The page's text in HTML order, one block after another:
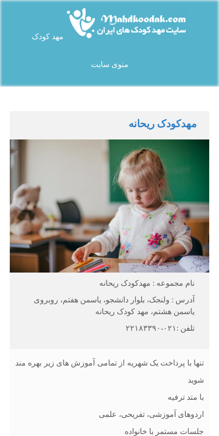
مهد کودک
منوی سایت
مهدکودک ریحانه
نام مجموعه : مهدکودک ریحانه
آدرس : ولنجک، بلوار دانشجو، یاسمن هفتم، روبروی
یاسمن هشتم، مهد کودک ریحانه
تلفن :۰۲۱-۲۲۱۸۳۳۹۰
تنها با پرداخت یک شهریه از تمامی آموزش های زیر بهره مند
شوید
با متد ترفیه
اردوهای آموزشی، تفریحی، علمی
جلسات مستمر با خانواده